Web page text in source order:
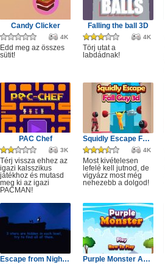
Candy Clicker
4K
Edd meg az összes
sütit!
Falling the ball 3D
4K
Törj utat a
labdádnak!
PAC Chef
3K
Térj vissza ehhez az
igazi kalsszikus
játékhoz és mutasd
meg ki az igazi
PACMAN!
Squidly Escape Fall Guy 3D
4K
Most kivételesen
lefelé kell jutnod, de
vigyázz most még
nehezebb a dolgod!
Escape from Nightmare Purple Monster Adventure